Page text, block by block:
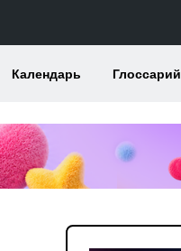
Календарь Глоссарий